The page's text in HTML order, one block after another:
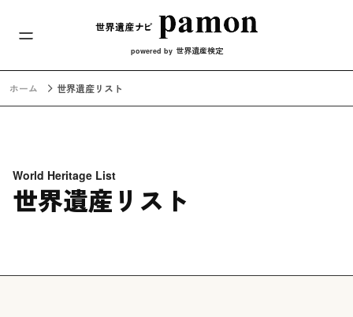
メインナビ
powered by 世界遺産検定
ホーム 世界遺産リスト
World Heritage List
世界遺産リスト